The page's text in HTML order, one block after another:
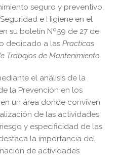
seguro y preventivo,
e Higiene en el
su boletín Nº59 de 27 de
dedicado a las Practicas
Trabajos de Mantenimiento
el análisis de la
la Prevención en los
un área donde conviven
de las actividades,
y especificidad de las
la importancia del
de actividades